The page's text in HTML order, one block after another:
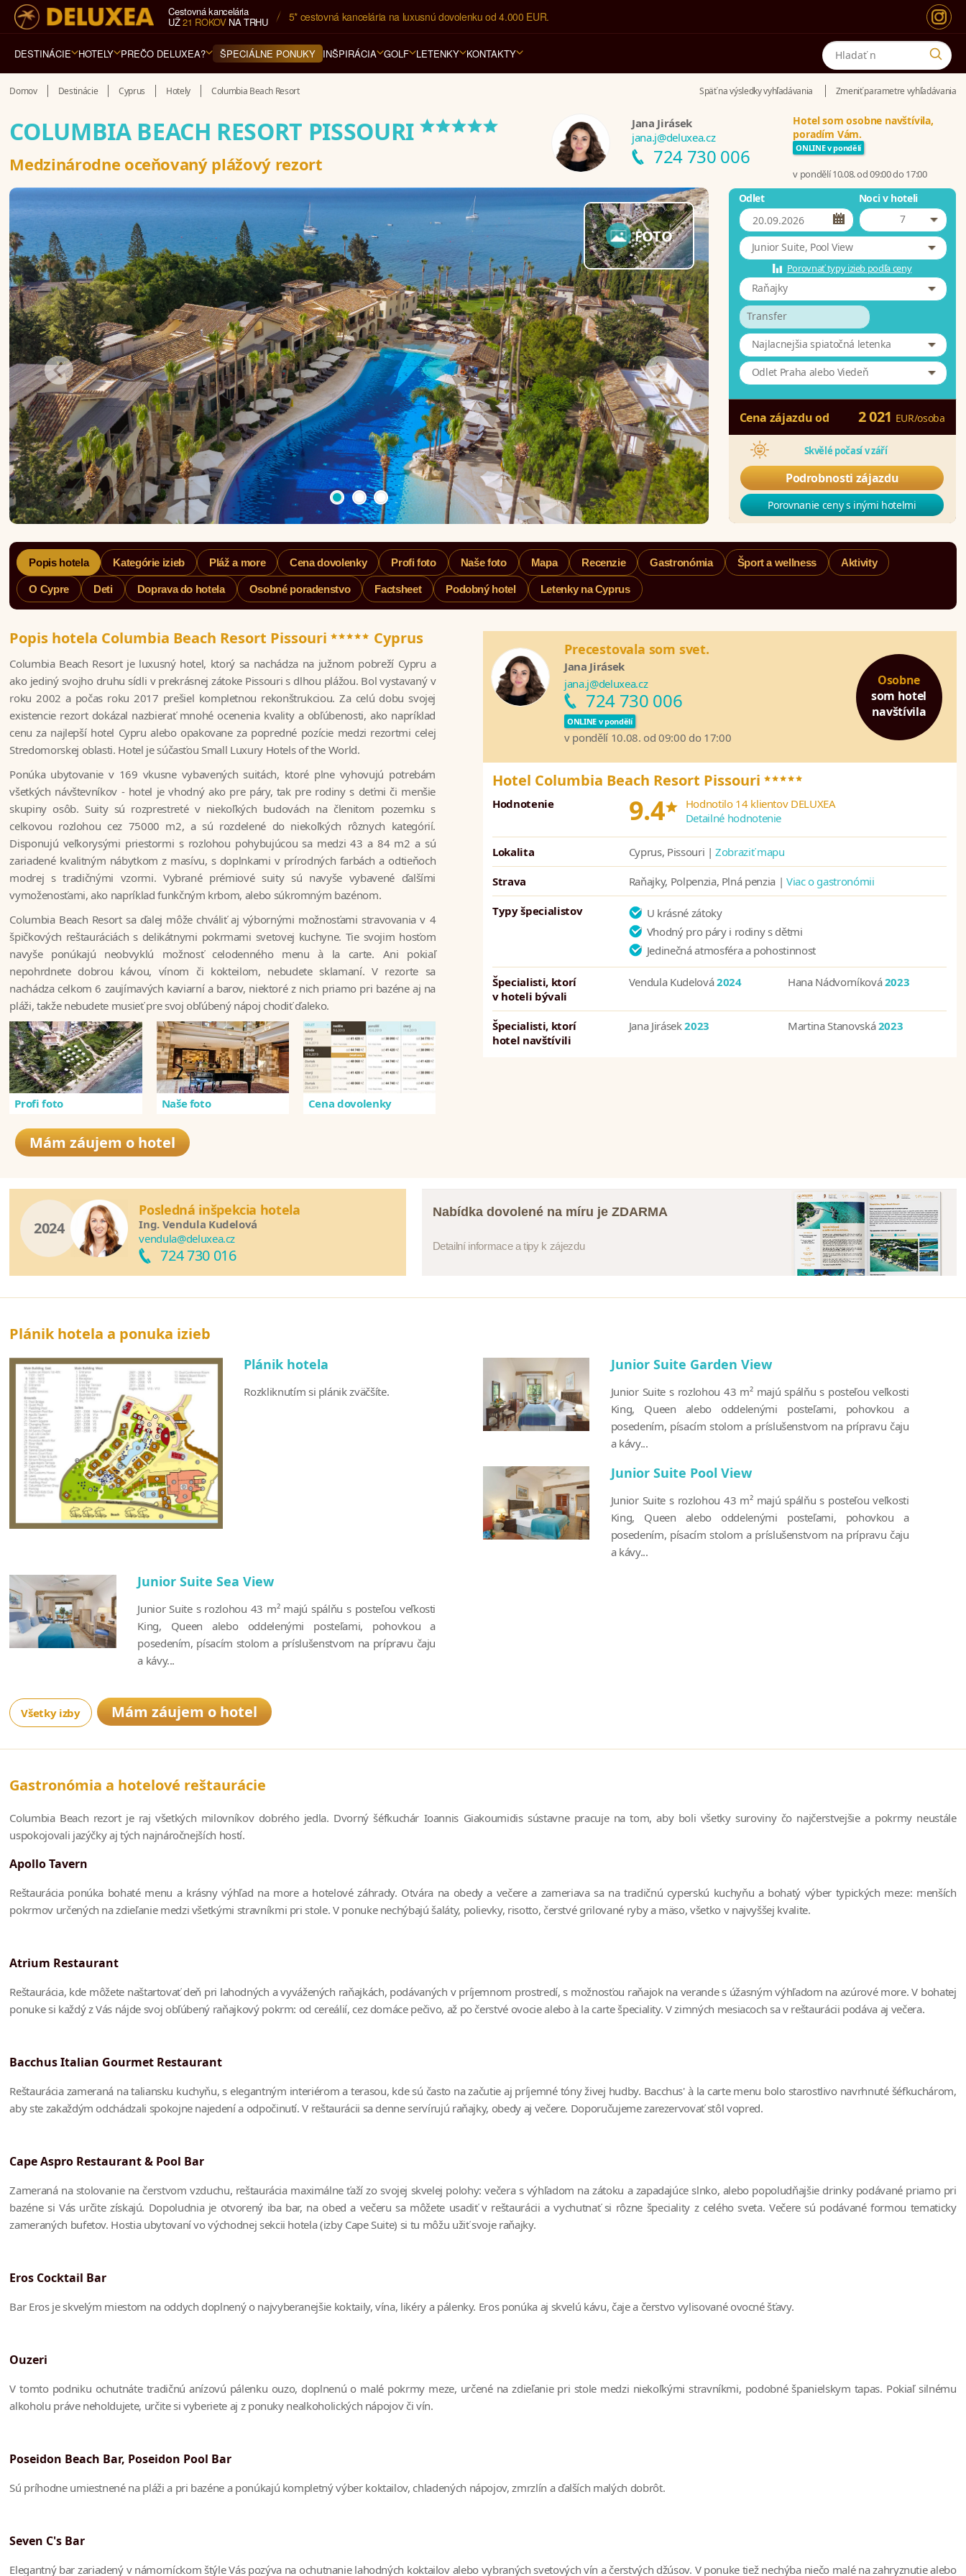
Cestovná kancelária
UŽ21 ROKOVNA TRHU 5* cestovná kancelária na luxusnú dovolenku od 4.000 EUR.
DESTINÁCIE HOTELY PREČO DELUXEA? ŠPECIÁLNE PONUKY INŠPIRÁCIA GOLF LETENKY KONTAKTY
Domov Destinácie Cyprus Hotely Columbia Beach Resort Späť na výsledky vyhľadávania Zmeniť parametre vyhľadávania
COLUMBIA BEACH RESORT PISSOURI*****
Medzinárodne oceňovaný plážový rezort
Jana Jirásek
jana.j@deluxea.cz
724 730 006
Hotel som osobne navštívila,
poradím Vám.
ONLINE v pondělí
v pondělí 10.08. od 09:00 do 17:00
FOTO
Odlet
Noci v hoteli
7
Junior Suite, Pool View
Porovnať typy izieb podľa ceny
Raňajky
Transfer
Najlacnejšia spiatočná letenka
Odlet Praha alebo Viedeň
Cena zájazdu od 2 021 EUR/osoba
Skvělé počasí v září
Podrobnosti zájazdu
Porovnanie ceny s inými hotelmi
Popis hotela Kategórie izieb Pláž a more Cena dovolenky Profi foto Naše foto Mapa Recenzie Gastronómia Šport a wellness Aktivity
O Cypre Deti Doprava do hotela Osobné poradenstvo Factsheet Podobný hotel Letenky na Cyprus
Osobne
som hotel
navštívila
Precestovala som svet.
Jana Jirásek
jana.j@deluxea.cz
724 730 006
ONLINE v pondělí
v pondělí 10.08. od 09:00 do 17:00
Hotel Columbia Beach Resort Pissouri*****
Hodnotenie 9.4* Hodnotilo 14 klientov DELUXEA
Detailné hodnotenie
Lokalita Cyprus, Pissouri |Zobraziť mapu
Strava Raňajky, Polpenzia, Plná penzia | Viac o gastronómii
Typy špecialistov
U krásné zátoky
Vhodný pro páry i rodiny s dětmi
Jedinečná atmosféra a pohostinnost
Špecialisti, ktorí
v hoteli bývali
Vendula Kudelová2024 Hana Nádvorníková2023
Špecialisti, ktorí
hotel navštívili
Jana Jirásek2023 Martina Stanovská2023
Popis hotela Columbia Beach Resort Pissouri***** Cyprus
Columbia Beach Resort je luxusný hotel, ktorý sa nachádza na južnom pobreží Cypru a
ako jediný svojho druhu sídli v prekrásnej zátoke Pissouri s dlhou plážou. Bol vystavaný v
roku 2002 a počas roku 2017 prešiel kompletnou rekonštrukciou. Za celú dobu svojej
existencie rezort dokázal nazbierať mnohé ocenenia kvality a obľúbenosti, ako napríklad
cenu za najlepší hotel Cypru alebo opakovane za popredné pozície medzi rezortmi celej
Stredomorskej oblasti. Hotel je súčasťou Small Luxury Hotels of the World.
Ponúka ubytovanie v 169 vkusne vybavených suitách, ktoré plne vyhovujú potrebám
všetkých návštevníkov - hotel je vhodný ako pre páry, tak pre rodiny s deťmi či menšie
skupiny osôb. Suity sú rozprestreté v niekoľkých budovách na členitom pozemku s
celkovou rozlohou cez 75000 m2, a sú rozdelené do niekoľkých rôznych kategórií.
Disponujú veľkorysými priestormi s rozlohou pohybujúcou sa medzi 43 a 84 m2 a sú
zariadené kvalitným nábytkom z masívu, s doplnkami v prírodných farbách a odtieňoch
modrej s tradičnými vzormi. Vybrané prémiové suity sú navyše vybavené ďalšími
vymoženosťami, ako napríklad funkčným krbom, alebo súkromným bazénom.
Columbia Beach Resort sa ďalej môže chváliť aj výbornými možnosťami stravovania v 4
špičkových reštauráciách s delikátnymi pokrmami svetovej kuchyne. Tie svojim hosťom
navyše ponúkajú neobvyklú možnosť celodenného menu à la carte. Ani pokiaľ
nepohrdnete dobrou kávou, vínom či kokteilom, nebudete sklamaní. V rezorte sa
nachádza celkom 6 zaujímavých kaviarní a barov, niektoré z nich priamo pri bazéne aj na
pláži, takže nebudete musieť pre svoj obľúbený nápoj chodiť ďaleko.
Profi foto Naše foto Cena dovolenky
Mám záujem o hotel
2024
Posledná inšpekcia hotela
Ing. Vendula Kudelová
vendula@deluxea.cz
724 730 016
Nabídka dovolené na míru je ZDARMA
Detailní informace a tipy k zájezdu
Plánik hotela a ponuka izieb
Plánik hotela
Rozkliknutím si plánik zväčšíte.
Junior Suite Garden View
Junior Suite s rozlohou 43 m² majú spálňu s posteľou veľkosti
King, Queen alebo oddelenými posteľami, pohovkou a
posedením, písacím stolom a príslušenstvom na prípravu čaju
a kávy...
Junior Suite Pool View
Junior Suite s rozlohou 43 m² majú spálňu s posteľou veľkosti
King, Queen alebo oddelenými posteľami, pohovkou a
posedením, písacím stolom a príslušenstvom na prípravu čaju
a kávy...
Junior Suite Sea View
Junior Suite s rozlohou 43 m² majú spálňu s posteľou veľkosti
King, Queen alebo oddelenými posteľami, pohovkou a
posedením, písacím stolom a príslušenstvom na prípravu čaju
a kávy...
Všetky izby Mám záujem o hotel
Gastronómia a hotelové reštaurácie
Columbia Beach rezort je raj všetkých milovníkov dobrého jedla. Dvorný šéfkuchár Ioannis Giakoumidis sústavne pracuje na tom, aby boli všetky suroviny čo najčerstvejšie a pokrmy neustále
uspokojovali jazýčky aj tých najnáročnejších hostí.
Apollo Tavern
Reštaurácia ponúka bohaté menu a krásny výhľad na more a hotelové záhrady. Otvára na obedy a večere a zameriava sa na tradičnú cyperskú kuchyňu a bohatý výber typických meze: menších
pokrmov určených na zdieľanie medzi všetkými stravníkmi pri stole. V ponuke nechýbajú šaláty, polievky, risotto, čerstvé grilované ryby a mäso, všetko v najvyššej kvalite.
Atrium Restaurant
Reštaurácia, kde môžete naštartovať deň pri lahodných a vyvážených raňajkách, podávaných v príjemnom prostredí, s možnosťou raňajok na verande s úžasným výhľadom na azúrové more. V bohatej
ponuke si každý z Vás nájde svoj obľúbený raňajkový pokrm: od cereálií, cez domáce pečivo, až po čerstvé ovocie alebo à la carte špeciality. V zimných mesiacoch sa v reštaurácii podáva aj večera.
Bacchus Italian Gourmet Restaurant
Reštaurácia zameraná na taliansku kuchyňu, s elegantným interiérom a terasou, kde sú často na začutie aj príjemné tóny živej hudby. Bacchus' à la carte menu bolo starostlivo navrhnuté šéfkuchárom,
aby ste zakaždým odchádzali spokojne najedení a odpočinutí. V reštaurácii sa denne servírujú raňajky, obedy aj večere. Doporučujeme zarezervovať stôl vopred.
Cape Aspro Restaurant & Pool Bar
Zameraná na stolovanie na čerstvom vzduchu, reštaurácia maximálne ťaží zo svojej skvelej polohy: večera s výhľadom na zátoku a zapadajúce slnko, alebo popoludňajšie drinky podávané priamo pri
bazéne si Vás určite získajú. Dopoludnia je otvorený iba bar, na obed a večeru sa môžete usadiť v reštaurácii a vychutnať si rôzne špeciality z celého sveta. Večere sú podávané formou tematicky
zameraných bufetov. Hostia ubytovaní vo východnej sekcii hotela (izby Cape Suite) si tu môžu užiť svoje raňajky.
Eros Cocktail Bar
Bar Eros je skvelým miestom na oddych doplnený o najvyberanejšie koktaily, vína, likéry a pálenky. Eros ponúka aj skvelú kávu, čaje a čerstvo vylisované ovocné šťavy.
Ouzeri
V tomto podniku ochutnáte tradičnú anízovú pálenku ouzo, doplnenú o malé pokrmy meze, určené na zdieľanie pri stole medzi niekoľkými stravníkmi, podobné španielskym tapas. Pokiaľ silnému
alkoholu práve neholdujete, určite si vyberiete aj z ponuky nealkoholických nápojov či vín.
Poseidon Beach Bar, Poseidon Pool Bar
Sú príhodne umiestnené na pláži a pri bazéne a ponúkajú kompletný výber koktailov, chladených nápojov, zmrzlín a ďalších malých dobrôt.
Seven C's Bar
Elegantný bar zariadený v námorníckom štýle Vás pozýva na ochutnanie lahodných koktailov alebo vybraných svetových vín a čerstvých džúsov. V ponuke tiež nechýba niečo malé na zahryznutie alebo